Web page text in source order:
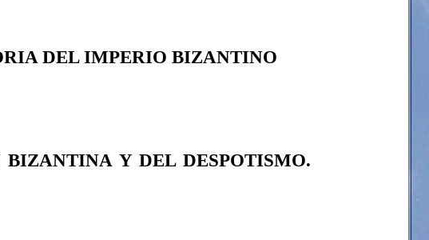
DEL IMPERIO BIZANTINO
Y DEL DESPOTISMO.